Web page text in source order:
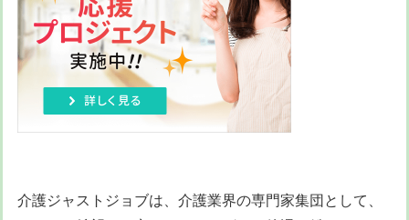
介護ジャストジョブは、介護業界の専門家集団として、